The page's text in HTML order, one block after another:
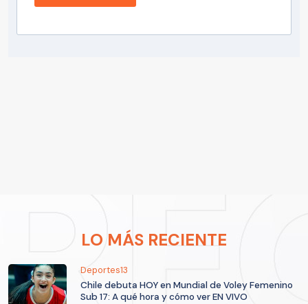
LO MÁS RECIENTE
Deportes13
Chile debuta HOY en Mundial de Voley Femenino
Sub 17: A qué hora y cómo ver EN VIVO